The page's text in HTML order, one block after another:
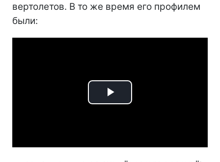
вертолетов. В то же время его профилем
были:
Play